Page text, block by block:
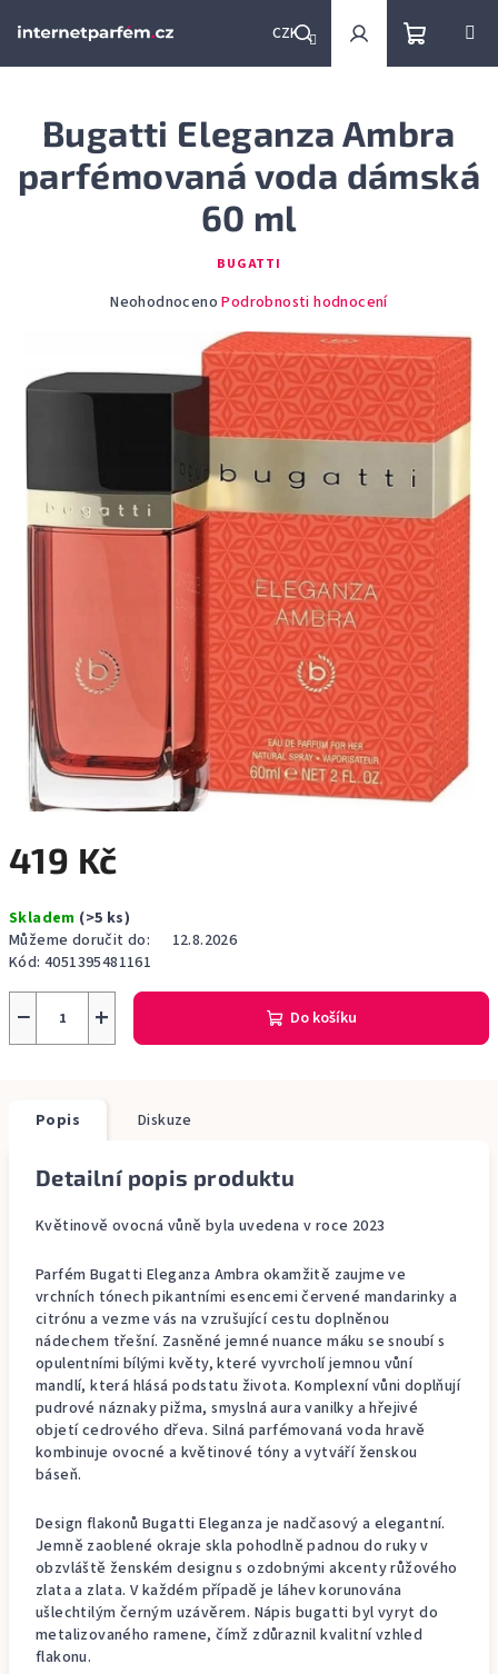
CZK
Hledat PřihlášeníNákupní
košík
419 Kč
cena:
Skladem (>5 ks)
Můžeme doručit do:
12.8.2026
Kód: 4051395481161
+
− Do košíku
Bugatti Eleganza Ambra
parfémovaná voda dámská
60 ml
BUGATTI
Průměrné
je
0,0
Neohodnoceno Podrobnosti hodnocení
Popis Diskuze
Detailní popis produktu
Květinově ovocná vůně byla uvedena v roce 2023
Parfém Bugatti Eleganza Ambra okamžitě zaujme ve
vrchních tónech pikantními esencemi červené mandarinky a
citrónu a vezme vás na vzrušující cestu doplněnou
nádechem třešní. Zasněné jemné nuance máku se snoubí s
opulentními bílými květy, které vyvrcholí jemnou vůní
mandlí, která hlásá podstatu života. Komplexní vůni doplňují
pudrové náznaky pižma, smyslná aura vanilky a hřejivé
objetí cedrového dřeva. Silná parfémovaná voda hravě
kombinuje ovocné a květinové tóny a vytváří ženskou
báseň.
Design flakonů Bugatti Eleganza je nadčasový a elegantní.
Jemně zaoblené okraje skla pohodlně padnou do ruky v
obzvláště ženském designu s ozdobnými akcenty růžového
zlata a zlata. V každém případě je láhev korunována
ušlechtilým černým uzávěrem. Nápis bugatti byl vyryt do
metalizovaného ramene, čímž zdůraznil kvalitní vzhled
flakonu.